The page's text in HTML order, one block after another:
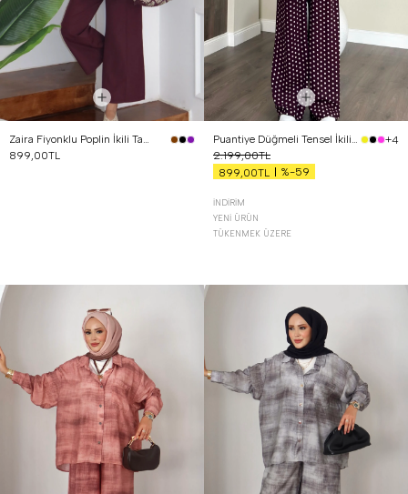
Zaira Fiyonklu Poplin İkili Takım Mürdüm
899,00TL
Puantiye Düğmeli Tensel İkili Takım Bordo
+4
2.199,00TL
899,00TL
%-59
İNDIRIM
YENI ÜRÜN
TÜKENMEK ÜZERE